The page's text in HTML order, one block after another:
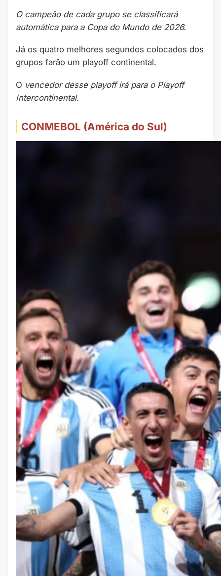
O campeão de cada grupo se classificará
automática para a Copa do Mundo de 2026.
Já os quatro melhores segundos colocados dos
grupos farão um playoff continental.
O vencedor desse playoff irá para o Playoff
Intercontinental.
CONMEBOL (América do Sul)